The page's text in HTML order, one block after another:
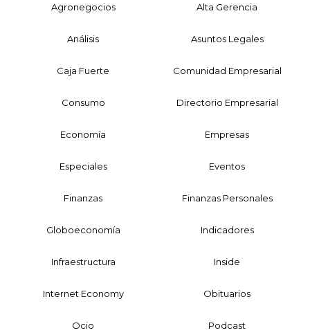
Agronegocios Alta Gerencia
Análisis Asuntos Legales
Caja Fuerte Comunidad Empresarial
Consumo Directorio Empresarial
Economía Empresas
Especiales Eventos
Finanzas Finanzas Personales
Globoeconomía Indicadores
Infraestructura Inside
Internet Economy Obituarios
Ocio Podcast